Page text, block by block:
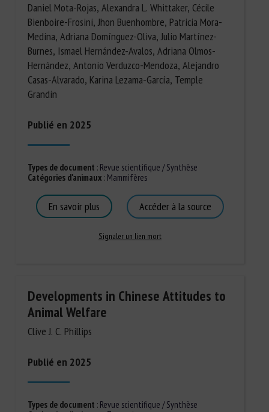
Daniel Mota-Rojas, Alexandra L. Whittaker, Cécile
Bienboire-Frosini, Jhon Buenhombre, Patricia Mora-
Medina, Adriana Domínguez-Oliva, Julio Martínez-
Burnes, Ismael Hernández-Avalos, Adriana Olmos-
Hernández, Antonio Verduzco-Mendoza, Alejandro
Casas-Alvarado, Karina Lezama-García, Temple
Grandin
Publié en 2025
Types de document : Revue scientifique / Synthèse
Catégories d'animaux : Mammifères
En savoir plus Accéder à la source
Signaler un lien mort
Developments in Chinese Attitudes to
Animal Welfare
Clive J. C. Phillips
Publié en 2025
Types de document : Revue scientifique / Synthèse